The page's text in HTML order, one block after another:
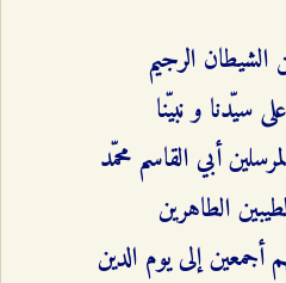
الشيطان الرجيم
سيّدنا و نبيّنا
أبي القاسم محمّد
الطاهرين
أجمعين إلى يوم الدين